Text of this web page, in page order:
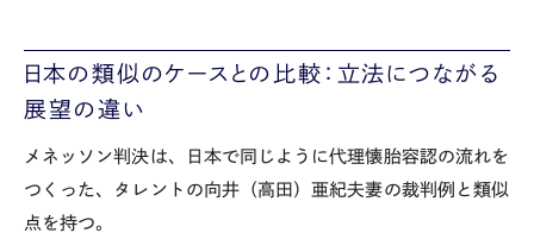
日本の類似のケースとの比較：立法につながる
展望の違い
メネッソン判決は、日本で同じように代理懐胎容認の流れを
つくった、タレントの向井（高田）亜紀夫妻の裁判例と類似
点を持つ。